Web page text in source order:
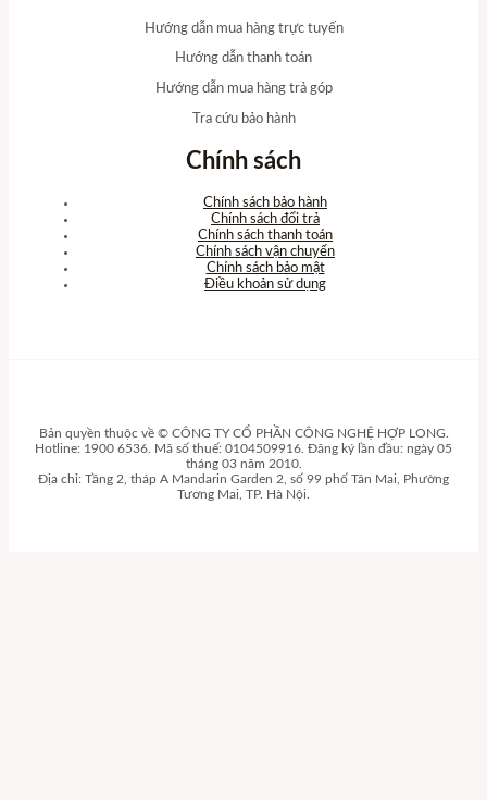
Hướng dẫn mua hàng trực tuyến
Hướng dẫn thanh toán
Hướng dẫn mua hàng trả góp
Tra cứu bảo hành
Chính sách
Chính sách bảo hành
Chính sách đổi trả
Chính sách thanh toán
Chính sách vận chuyển
Chính sách bảo mật
Điều khoản sử dụng
Bản quyền thuộc về © CÔNG TY CỔ PHẦN CÔNG NGHỆ HỢP LONG.
Hotline: 1900 6536. Mã số thuế: 0104509916. Đăng ký lần đầu: ngày 05
tháng 03 năm 2010.
Địa chỉ: Tầng 2, tháp A Mandarin Garden 2, số 99 phố Tân Mai, Phường
Tương Mai, TP. Hà Nội.